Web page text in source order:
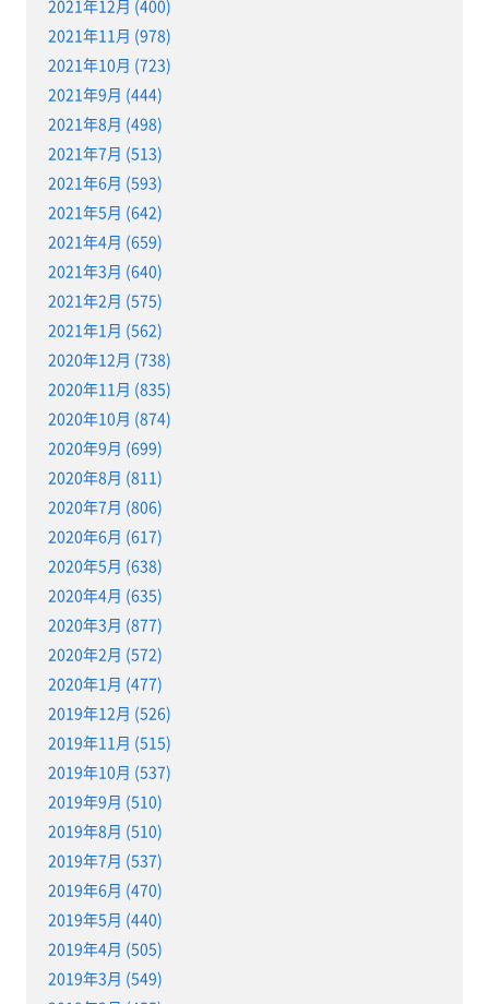
2021年12月 (400)
2021年11月 (978)
2021年10月 (723)
2021年9月 (444)
2021年8月 (498)
2021年7月 (513)
2021年6月 (593)
2021年5月 (642)
2021年4月 (659)
2021年3月 (640)
2021年2月 (575)
2021年1月 (562)
2020年12月 (738)
2020年11月 (835)
2020年10月 (874)
2020年9月 (699)
2020年8月 (811)
2020年7月 (806)
2020年6月 (617)
2020年5月 (638)
2020年4月 (635)
2020年3月 (877)
2020年2月 (572)
2020年1月 (477)
2019年12月 (526)
2019年11月 (515)
2019年10月 (537)
2019年9月 (510)
2019年8月 (510)
2019年7月 (537)
2019年6月 (470)
2019年5月 (440)
2019年4月 (505)
2019年3月 (549)